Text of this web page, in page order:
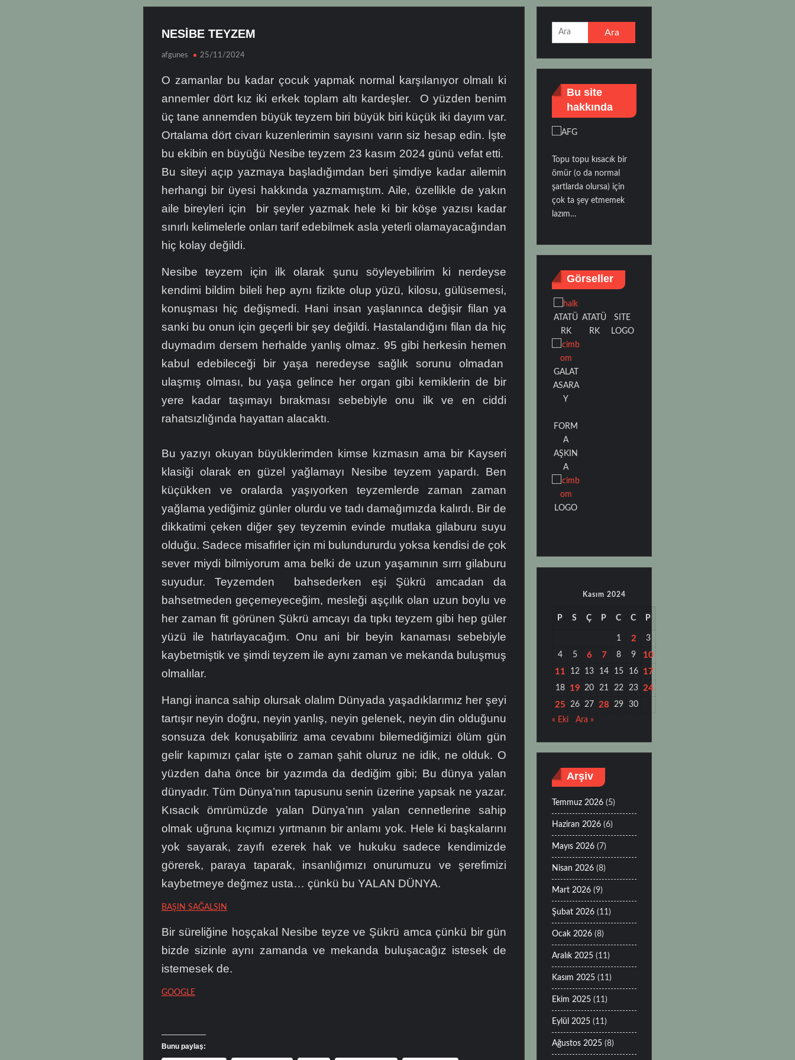
NESİBE TEYZEM
afgunes 25/11/2024
O zamanlar bu kadar çocuk yapmak normal karşılanıyor olmalı ki
annemler dört kız iki erkek toplam altı kardeşler. O yüzden benim
üç tane annemden büyük teyzem biri büyük biri küçük iki dayım var.
Ortalama dört civarı kuzenlerimin sayısını varın siz hesap edin. İşte
bu ekibin en büyüğü Nesibe teyzem 23 kasım 2024 günü vefat etti.
Bu siteyi açıp yazmaya başladığımdan beri şimdiye kadar ailemin
herhangi bir üyesi hakkında yazmamıştım. Aile, özellikle de yakın
aile bireyleri için bir şeyler yazmak hele ki bir köşe yazısı kadar
sınırlı kelimelerle onları tarif edebilmek asla yeterli olamayacağından
hiç kolay değildi.
Nesibe teyzem için ilk olarak şunu söyleyebilirim ki nerdeyse
kendimi bildim bileli hep aynı fizikte olup yüzü, kilosu, gülüsemesi,
konuşması hiç değişmedi. Hani insan yaşlanınca değişir filan ya
sanki bu onun için geçerli bir şey değildi. Hastalandığını filan da hiç
duymadım dersem herhalde yanlış olmaz. 95 gibi herkesin hemen
kabul edebileceği bir yaşa neredeyse sağlık sorunu olmadan
ulaşmış olması, bu yaşa gelince her organ gibi kemiklerin de bir
yere kadar taşımayı bırakması sebebiyle onu ilk ve en ciddi
rahatsızlığında hayattan alacaktı.
Bu yazıyı okuyan büyüklerimden kimse kızmasın ama bir Kayseri
klasiği olarak en güzel yağlamayı Nesibe teyzem yapardı. Ben
küçükken ve oralarda yaşıyorken teyzemlerde zaman zaman
yağlama yediğimiz günler olurdu ve tadı damağımızda kalırdı. Bir de
dikkatimi çeken diğer şey teyzemin evinde mutlaka gilaburu suyu
olduğu. Sadece misafirler için mi bulundururdu yoksa kendisi de çok
sever miydi bilmiyorum ama belki de uzun yaşamının sırrı gilaburu
suyudur. Teyzemden bahsederken eşi Şükrü amcadan da
bahsetmeden geçemeyeceğim, mesleği aşçılık olan uzun boylu ve
her zaman fit görünen Şükrü amcayı da tıpkı teyzem gibi hep güler
yüzü ile hatırlayacağım. Onu ani bir beyin kanaması sebebiyle
kaybetmiştik ve şimdi teyzem ile aynı zaman ve mekanda buluşmuş
olmalılar.
Hangi inanca sahip olursak olalım Dünyada yaşadıklarımız her şeyi
tartışır neyin doğru, neyin yanlış, neyin gelenek, neyin din olduğunu
sonsuza dek konuşabiliriz ama cevabını bilemediğimizi ölüm gün
gelir kapımızı çalar işte o zaman şahit oluruz ne idik, ne olduk. O
yüzden daha önce bir yazımda da dediğim gibi; Bu dünya yalan
dünyadır. Tüm Dünya’nın tapusunu senin üzerine yapsak ne yazar.
Kısacık ömrümüzde yalan Dünya’nın yalan cennetlerine sahip
olmak uğruna kıçımızı yırtmanın bir anlamı yok. Hele ki başkalarını
yok sayarak, zayıfı ezerek hak ve hukuku sadece kendimizde
görerek, paraya taparak, insanlığımızı onurumuzu ve şerefimizi
kaybetmeye değmez usta… çünkü bu YALAN DÜNYA.
BAŞIN SAĞALSIN
Bir süreliğine hoşçakal Nesibe teyze ve Şükrü amca çünkü bir gün
bizde sizinle aynı zamanda ve mekanda buluşacağız istesek de
istemesek de.
GOOGLE
Bunu paylaş:
Arama:
Bu site
hakkında
Topu topu kısacık bir
ömür (o da normal
şartlarda olursa) için
çok ta şey etmemek
lazım…
Görseller
ATATÜ
RK
ATATÜ
RK
SITE
LOGO
GALAT
ASARA
Y
FORM
A
AŞKIN
A
LOGO
Kasım 2024
P S Ç P C C P
1 2
3
4
5 6 7 8 9
10
11
12 13 14 15 16 17
18 19 20 21 22 23
24
25
26 27 28 29
30
« Eki
Ara »
Arşiv
Temmuz 2026 (5)
Haziran 2026 (6)
Mayıs 2026 (7)
Nisan 2026 (8)
Mart 2026 (9)
Şubat 2026 (11)
Ocak 2026 (8)
Aralık 2025 (11)
Kasım 2025 (11)
Ekim 2025 (11)
Eylül 2025 (11)
Ağustos 2025 (8)